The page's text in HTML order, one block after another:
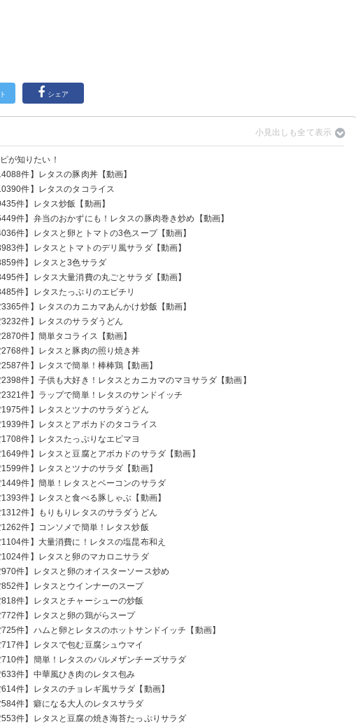
シェア
が知りたい！
件】レタスの豚肉丼【動画】
件】レタスのタコライス
件】レタス炒飯【動画】
件】弁当のおかずにも！レタスの豚肉巻き炒め【動画】
件】レタスと卵とトマトの3色スープ【動画】
件】レタスとトマトのデリ風サラダ【動画】
件】レタスと3色サラダ
件】レタス大量消費の丸ごとサラダ【動画】
件】レタスたっぷりのエビチリ
件】レタスのカニカマあんかけ炒飯【動画】
3232件】レタスのサラダうどん
件】簡単タコライス【動画】
2768件】レタスと豚肉の照り焼き丼
件】レタスで簡単！棒棒鶏【動画】
2398件】子供も大好き！レタスとカニカマのマヨサラダ【動画】
2321件】ラップで簡単！レタスのサンドイッチ
1975件】レタスとツナのサラダうどん
1939件】レタスとアボカドのタコライス
1708件】レタスたっぷりなエビマヨ
件】レタスと豆腐とアボカドのサラダ【動画】
件】レタスとツナのサラダ【動画】
1449件】簡単！レタスとベーコンのサラダ
件】レタスと食べる豚しゃぶ【動画】
1312件】もりもりレタスのサラダうどん
1262件】コンソメで簡単！レタス炒飯
1104件】大量消費に！レタスの塩昆布和え
1024件】レタスと卵のマカロニサラダ
970件】レタスと卵のオイスターソース炒め
852件】レタスとウインナーのスープ
818件】レタスとチャーシューの炒飯
772件】レタスと卵の鶏がらスープ
件】ハムと卵とレタスのホットサンドイッチ【動画】
717件】レタスで包む豆腐シュウマイ
710件】簡単！レタスのパルメザンチーズサラダ
633件】中華風ひき肉のレタス包み
件】レタスのチョレギ風サラダ【動画】
584件】癖になる大人のレタスサラダ
553件】レタスと豆腐の焼き海苔たっぷりサラダ